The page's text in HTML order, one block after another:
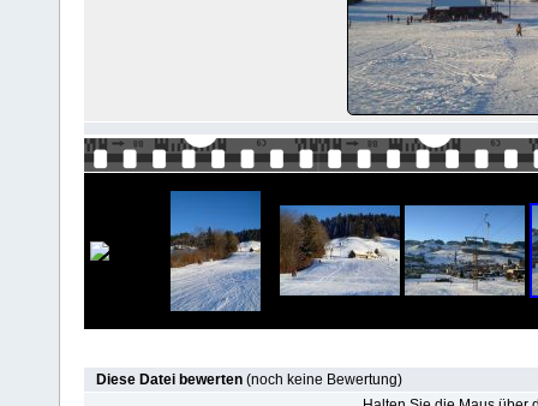
Diese Datei bewerten (noch keine Bewertung)